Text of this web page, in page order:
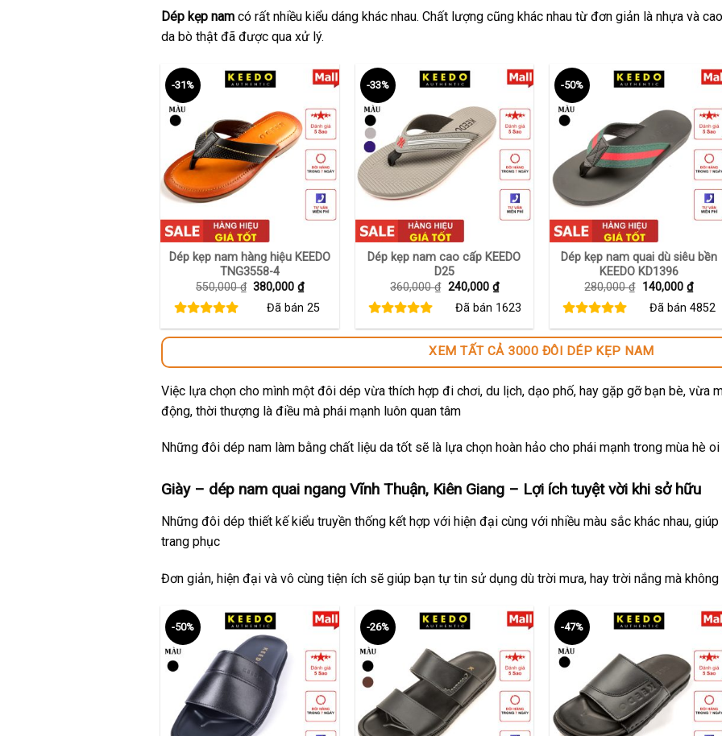
Dép kẹp namcó rất nhiều kiểu dáng khác nhau. Chất lượng cũng khác nhau từ đơn giản là nhựa và
da bò thật đã được qua xử lý.
-31%
+
Dép kẹp nam hàng hiệu KEEDO
TNG3558-4
550,000₫ Giá
380,000₫Giá
hiện
tại
380,000 ₫.
Đã bán25
-33%
+
Dép kẹp nam cao cấp KEEDO
D25
360,000₫ Giá
là:
240,000 ₫Giá
hiện
tại
240,000 ₫.
Đã bán 1623
-50%
+
Dép kẹp nam quai dù siêu bền
KEEDO KD1396
280,000₫ Giá
là:
140,000 ₫Giá
hiện
tại
Đã bán 4852
XEM TẤT CẢ 3000 ĐÔI DÉP KẸP NAM
Việc lựa chọn cho mình một đôi dép vừa thích hợp đi chơi, du lịch, dạo phố, hay gặp gỡ bạn bè, vừa
động, thời thượng là điều mà phái mạnh luôn quan tâm
Những đôi dép nam làm bằng chất liệu da tốt sẽ là lựa chọn hoàn hảo cho phái mạnh trong mùa hè
Giày – dép nam quai ngang Vĩnh Thuận, Kiên Giang – Lợi ích tuyệt vời khi sở hữu
Những đôi dép thiết kế kiểu truyền thống kết hợp với hiện đại cùng với nhiều màu sắc khác nhau,
trang phục
Đơn giản, hiện đại và vô cùng tiện ích sẽ giúp bạn tự tin sử dụng dù trời mưa, hay trời nắng mà
-50% -26% -47%